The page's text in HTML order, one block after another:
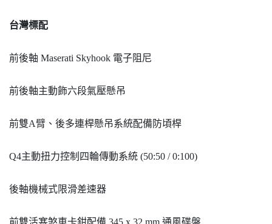
台灣標配
前後軸 Maserati Skyhook 電子阻尼
前後軸主動飾六段氣壓懸吊
前雙A臂、後多連桿懸吊系統配備防頃桿
Q4主動扭力控制四輪傳動系統 (50:50 / 0:100)
後軸機械式限滑差速器
前雙活塞煞車卡鉗配備 345 x 32 mm 通風碟盤